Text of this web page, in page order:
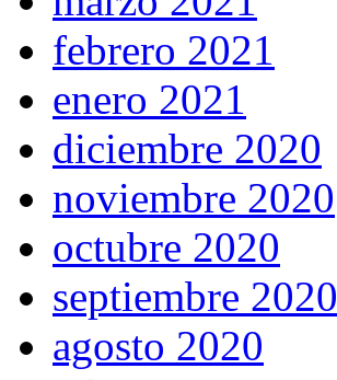
febrero 2021
enero 2021
diciembre 2020
noviembre 2020
octubre 2020
septiembre 2020
agosto 2020